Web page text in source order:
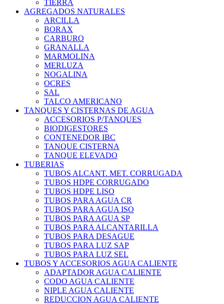
TIERRA
AGREGADOS NATURALES
ARCILLA
BORAX
CARBURO
GRANALLA
MARMOLINA
MERLUZA
NOGALINA
OCRES
SAL
TALCO AMERICANO
TANQUES Y CISTERNAS DE AGUA
ACCESORIOS P/TANQUES
BIODIGESTORES
CONTENEDOR IBC
TANQUE CISTERNA
TANQUE ELEVADO
TUBERIAS
TUBOS ALCANT. MET. CORRUGADA
TUBOS HDPE CORRUGADO
TUBOS HDPE LISO
TUBOS PARA AGUA CR
TUBOS PARA AGUA ISO
TUBOS PARA AGUA SP
TUBOS PARA ALCANTARILLA
TUBOS PARA DESAGUE
TUBOS PARA LUZ SAP
TUBOS PARA LUZ SEL
TUBOS Y ACCESORIOS AGUA CALIENTE
ADAPTADOR AGUA CALIENTE
CODO AGUA CALIENTE
NIPLE AGUA CALIENTE
REDUCCION AGUA CALIENTE